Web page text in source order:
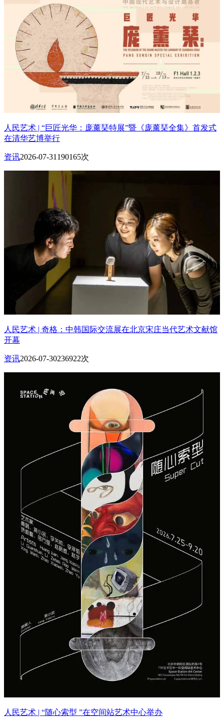
人民艺术 | “巨匠光华：庞薰琹特展”暨《庞薰琹全集》首发式
在清华艺博举行
资讯2026-07-31 190165次
人民艺术 | 奇格：中韩国际交流展在北京宋庄当代艺术文献馆
开幕
资讯2026-07-30236922次
人民艺术 | “随心索型 ”在空间站艺术中心举办